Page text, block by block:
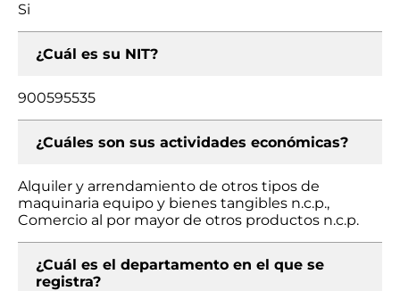
Si
¿Cuál es su NIT?
900595535
¿Cuáles son sus actividades económicas?
Alquiler y arrendamiento de otros tipos de
maquinaria equipo y bienes tangibles n.c.p.,
Comercio al por mayor de otros productos n.c.p.
¿Cuál es el departamento en el que se
registra?